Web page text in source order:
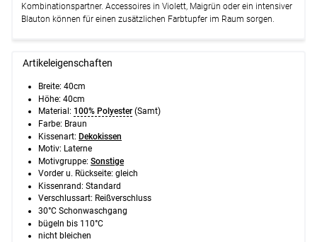
Kombinationspartner. Accessoires in Violett, Maigrün oder ein intensiver
Blauton können für einen zusätzlichen Farbtupfer im Raum sorgen.
Artikeleigenschaften
Breite: 40cm
Höhe: 40cm
Material: 100% Polyester (Samt)
Farbe: Braun
Kissenart: Dekokissen
Motiv: Laterne
Motivgruppe: Sonstige
Vorder u. Rückseite: gleich
Kissenrand: Standard
Verschlussart: Reißverschluss
30°C Schonwaschgang
bügeln bis 110°C
nicht bleichen